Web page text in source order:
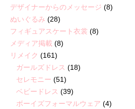
デザイナーからのメッセージ (8)
ぬいぐるみ (28)
フィギュアスケート衣裳 (8)
メディア掲載 (8)
リメイク (161)
ガールズドレス (18)
セレモニー (51)
ベビードレス (39)
ボーイズフォーマルウェア (4)